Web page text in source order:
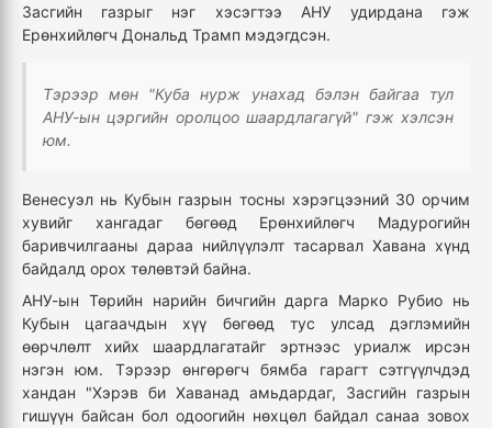
Засгийн газрыг нэг хэсэгтээ АНУ удирдана гэж
Ерөнхийлөгч Дональд Трамп мэдэгдсэн.
Тэрээр мөн "Куба нурж унахад бэлэн байгаа тул
АНУ-ын цэргийн оролцоо шаардлагагүй" гэж хэлсэн
юм.
Венесуэл нь Кубын газрын тосны хэрэгцээний 30 орчим
хувийг хангадаг бөгөөд Ерөнхийлөгч Мадурогийн
баривчилгааны дараа нийлүүлэлт тасарвал Хавана хүнд
байдалд орох төлөвтэй байна.
АНУ-ын Төрийн нарийн бичгийн дарга Марко Рубио нь
Кубын цагаачдын хүү бөгөөд тус улсад дэглэмийн
өөрчлөлт хийх шаардлагатайг эртнээс уриалж ирсэн
нэгэн юм. Тэрээр өнгөрөгч бямба гарагт сэтгүүлчдэд
хандан "Хэрэв би Хаванад амьдардаг, Засгийн газрын
гишүүн байсан бол одоогийн нөхцөл байдал санаа зовох